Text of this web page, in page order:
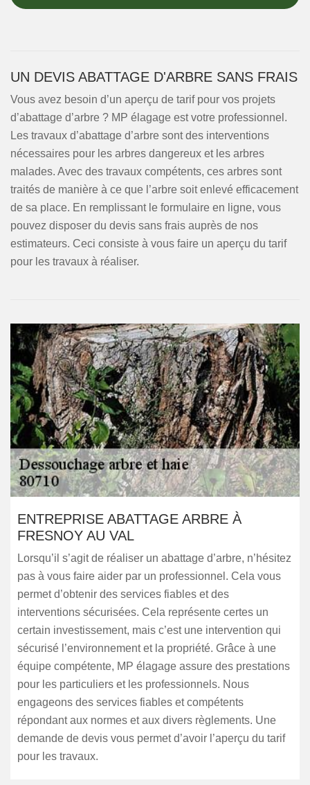
UN DEVIS ABATTAGE D'ARBRE SANS FRAIS
Vous avez besoin d’un aperçu de tarif pour vos projets
d’abattage d’arbre ? MP élagage est votre professionnel.
Les travaux d’abattage d’arbre sont des interventions
nécessaires pour les arbres dangereux et les arbres
malades. Avec des travaux compétents, ces arbres sont
traités de manière à ce que l’arbre soit enlevé efficacement
de sa place. En remplissant le formulaire en ligne, vous
pouvez disposer du devis sans frais auprès de nos
estimateurs. Ceci consiste à vous faire un aperçu du tarif
pour les travaux à réaliser.
ENTREPRISE ABATTAGE ARBRE À
FRESNOY AU VAL
Lorsqu’il s’agit de réaliser un abattage d’arbre, n’hésitez
pas à vous faire aider par un professionnel. Cela vous
permet d’obtenir des services fiables et des
interventions sécurisées. Cela représente certes un
certain investissement, mais c’est une intervention qui
sécurisé l’environnement et la propriété. Grâce à une
équipe compétente, MP élagage assure des prestations
pour les particuliers et les professionnels. Nous
engageons des services fiables et compétents
répondant aux normes et aux divers règlements. Une
demande de devis vous permet d’avoir l’aperçu du tarif
pour les travaux.